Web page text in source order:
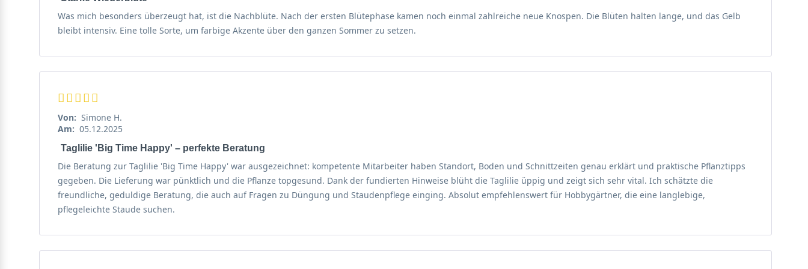
Züchtungen weiterentwickelt wurde. Die Sorte Hemerocallis x cultorum 'Big Time Happy' ist das Ergebnis solcher Kultivierungsbemühungen und vereint Robustheit mit einer
invasiv zu werden. Dieser Wuchscharakter macht sie zu einer stabilen, langlebigen Erscheinung im Beet. Die Wurzeln sind fleischig und speichern Wasser, was der Pflanze
hilft, kurze Trockenphasen zu überstehen. Ihr aufrechter, dabei leicht überhängender Habitus verleiht ihr eine natürliche, lockere Eleganz, die perfekt in moderne wie
traditionelle Gärten passt.
Wuchshöhe und Habitus
Mit einer maximalen Höhe von bis zu 45 cm gehört die Taglilie 'Big Time Happy' zu den kompakteren Vertretern ihrer Art. Diese Maße sind ideal für die Gestaltung des
Beetvordergrundes oder für niedrige Rabatten, wo sie ihre Blütenpracht optimal zur Geltung bringen kann. Der Wuchs ist eindeutig horstbildend; die Pflanze breitet sich
langsam aus und bildet mit der Zeit stattliche, dichte Klumpen. Pro Quadratmeter können 6 bis 9 Pflanzen gesetzt werden, um einen geschlossenen, üppigen Eindruck zu
Was mich besonders überzeugt hat, ist die Nachblüte. Nach der ersten Blütephase kamen noch einmal zahlreiche neue Knospen. Die Blüten halten lange, und das Gelb
bleibt intensiv. Eine tolle Sorte, um farbige Akzente über den ganzen Sommer zu setzen.
Von: Simone H.
Am: 05.12.2025
Taglilie 'Big Time Happy' – perfekte Beratung
Die Beratung zur Taglilie 'Big Time Happy' war ausgezeichnet: kompetente Mitarbeiter haben Standort, Boden und Schnittzeiten genau erklärt und praktische Pflanztipps
gegeben. Die Lieferung war pünktlich und die Pflanze topgesund. Dank der fundierten Hinweise blüht die Taglilie üppig und zeigt sich sehr vital. Ich schätzte die
freundliche, geduldige Beratung, die auch auf Fragen zu Düngung und Staudenpflege einging. Absolut empfehlenswert für Hobbygärtner, die eine langlebige,
pflegeleichte Staude suchen.